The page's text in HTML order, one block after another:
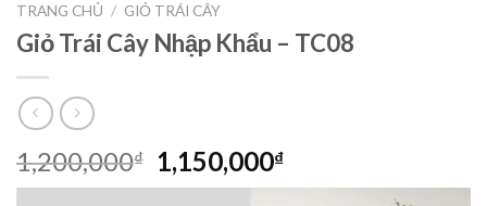
TRANG CHỦ / GIỎ TRÁI CÂY
Giỏ Trái Cây Nhập Khẩu – TC08
1,200,000₫
Giá
gốc
1,150,000₫Giá
hiện